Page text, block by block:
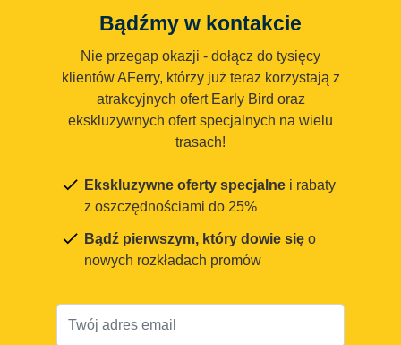
Bądźmy w kontakcie
Nie przegap okazji - dołącz do tysięcy
klientów AFerry, którzy już teraz korzystają z
atrakcyjnych ofert Early Bird oraz
ekskluzywnych ofert specjalnych na wielu
trasach!
Ekskluzywne oferty specjalne i rabaty
z oszczędnościami do 25%
Bądź pierwszym, który dowie się o
nowych rozkładach promów